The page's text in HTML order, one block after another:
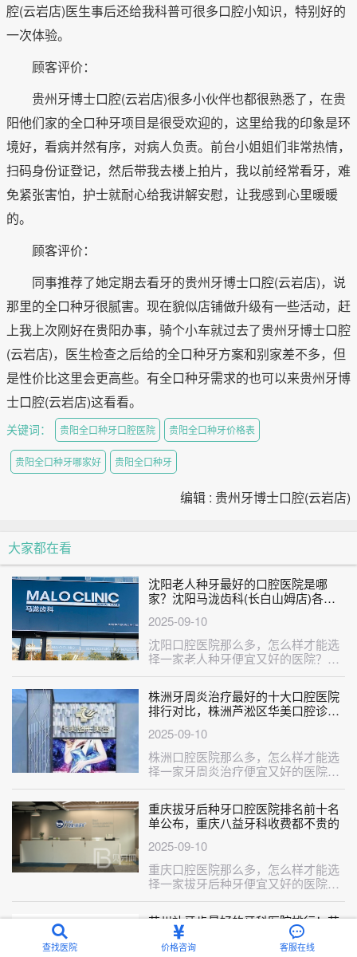
腔(云岩店)医生事后还给我科普可很多口腔小知识，特别好的
一次体验。
顾客评价：
贵州牙博士口腔(云岩店)很多小伙伴也都很熟悉了，在贵
阳他们家的全口种牙项目是很受欢迎的，这里给我的印象是环
境好，看病并然有序，对病人负责。前台小姐姐们非常热情，
扫码身份证登记，然后带我去楼上拍片，我以前经常看牙，难
免紧张害怕，护士就耐心给我讲解安慰，让我感到心里暖暖
的。
顾客评价：
同事推荐了她定期去看牙的贵州牙博士口腔(云岩店)，说
那里的全口种牙很腻害。现在貌似店铺做升级有一些活动，赶
上我上次刚好在贵阳办事，骑个小车就过去了贵州牙博士口腔
(云岩店)，医生检查之后给的全口种牙方案和别家差不多，但
是性价比这里会更高些。有全口种牙需求的也可以来贵州牙博
士口腔(云岩店)这看看。
关键词： 贵阳全口种牙口腔医院 贵阳全口种牙价格表
贵阳全口种牙哪家好 贵阳全口种牙
编辑 : 贵州牙博士口腔(云岩店)
大家都在看
沈阳老人种牙最好的口腔医院是哪
家？沈阳马泷齿科(长白山姆店)各大
2025-09-10
沈阳口腔医院那么多，怎么样才能选
择一家老人种牙便宜又好的医院？这
不巧了，刚给大家整理出来一份老人
种牙···
株洲牙周炎治疗最好的十大口腔医院
排行对比，株洲芦淞区华美口腔诊所
2025-09-10
株洲口腔医院那么多，怎么样才能选
择一家牙周炎治疗便宜又好的医院？
这不巧了，刚给大家整理出来一份牙
周炎···
重庆拔牙后种牙口腔医院排名前十名
单公布，重庆八益牙科收费都不贵的
2025-09-10
重庆口腔医院那么多，怎么样才能选
择一家拔牙后种牙便宜又好的医院？
这不巧了，刚给大家整理出来一份拔
牙后···
苏州补牙齿最好的牙科医院排行！苏
州牙博士口腔(吴中店)各具实力和风
查找医院 价格咨询 客服在线